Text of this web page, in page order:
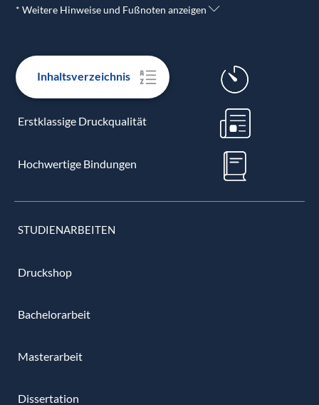
Inhaltsverzeichnis
* Weitere Hinweise und Fußnoten anzeigen
24h-Express-Versand GRATIS
Erstklassige Druckqualität
Hochwertige Bindungen
STUDIENARBEITEN
Druckshop
Bachelorarbeit
Masterarbeit
Dissertation